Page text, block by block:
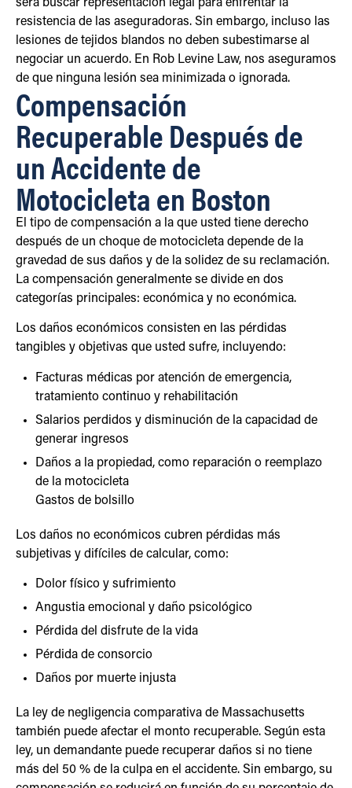
será buscar representación legal para enfrentar la
resistencia de las aseguradoras. Sin embargo, incluso las
lesiones de tejidos blandos no deben subestimarse al
negociar un acuerdo. En Rob Levine Law, nos aseguramos
de que ninguna lesión sea minimizada o ignorada.
Compensación
Recuperable Después de
un Accidente de
Motocicleta en Boston
El tipo de compensación a la que usted tiene derecho
después de un choque de motocicleta depende de la
gravedad de sus daños y de la solidez de su reclamación.
La compensación generalmente se divide en dos
categorías principales: económica y no económica.
Los daños económicos consisten en las pérdidas
tangibles y objetivas que usted sufre, incluyendo:
Facturas médicas por atención de emergencia,
tratamiento continuo y rehabilitación
Salarios perdidos y disminución de la capacidad de
generar ingresos
Daños a la propiedad, como reparación o reemplazo
de la motocicleta
Gastos de bolsillo
Los daños no económicos cubren pérdidas más
subjetivas y difíciles de calcular, como:
Dolor físico y sufrimiento
Angustia emocional y daño psicológico
Pérdida del disfrute de la vida
Pérdida de consorcio
Daños por muerte injusta
La ley de negligencia comparativa de Massachusetts
también puede afectar el monto recuperable. Según esta
ley, un demandante puede recuperar daños si no tiene
más del 50 % de la culpa en el accidente. Sin embargo, su